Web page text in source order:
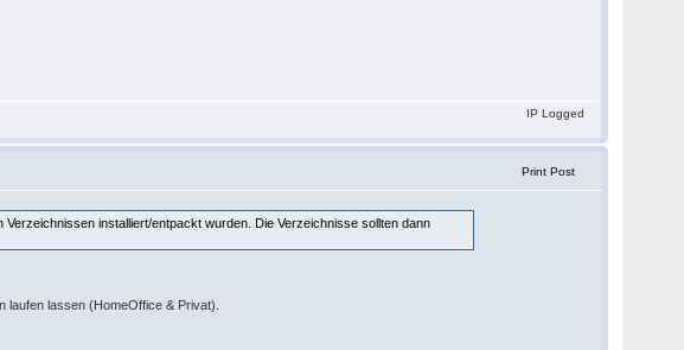
IP Logged
Print Post
installiert/entpackt wurden. Die Verzeichnisse sollten dann
laufen lassen (HomeOffice & Privat).